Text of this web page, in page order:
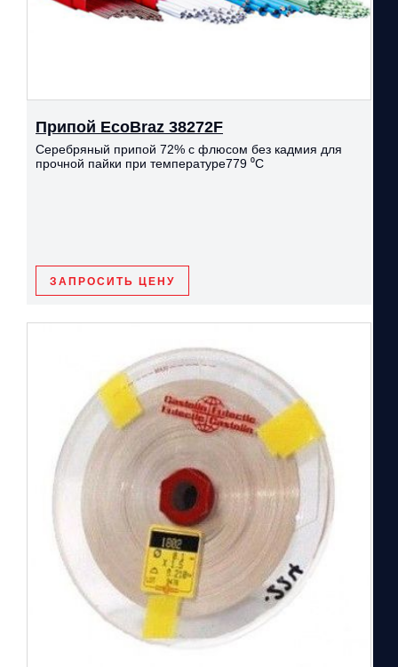
Припой EcoBraz 38272F
Серебряный припой 72% с флюсом без кадмия для
прочной пайки при температуре779 ⁰С
ЗАПРОСИТЬ ЦЕНУ